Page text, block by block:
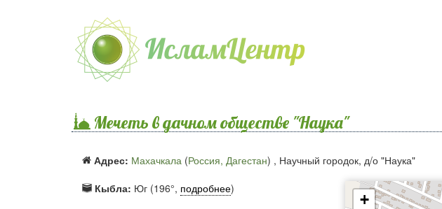
Мечеть в дачном обществе "Наука"
Адрес: Махачкала (Россия, Дагестан) , Научный городок, д/о "Наука"
Кыбла: Юг (196°, подробнее)
+